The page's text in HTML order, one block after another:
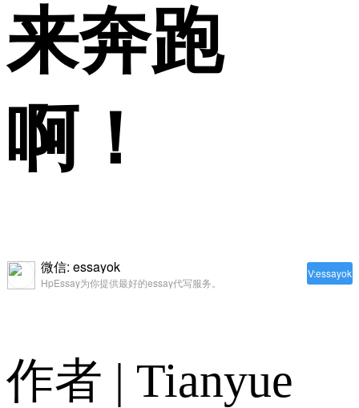
来奔跑
啊！
V:essayok
微信: essayok
HpEssay为你提供最好的essay代写服务。
作者 | Tianyue